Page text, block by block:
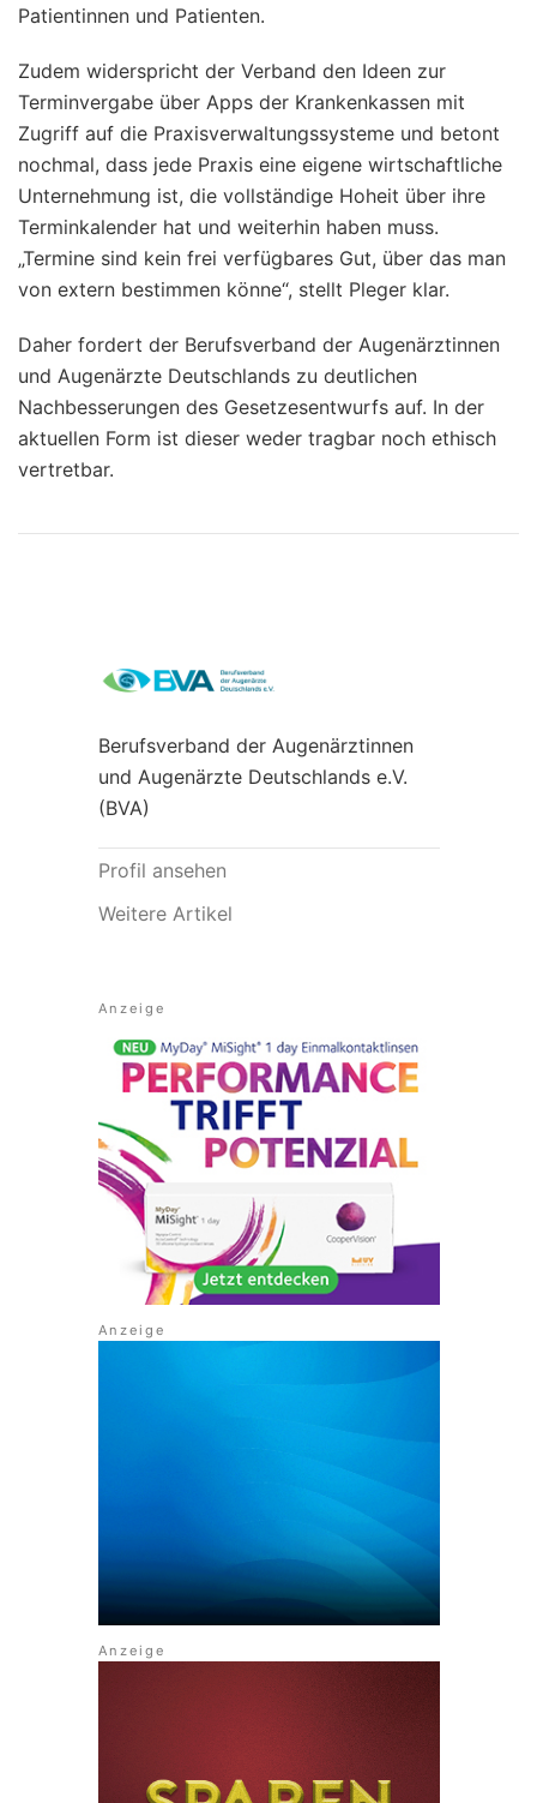
Patientinnen und Patienten.
Zudem widerspricht der Verband den Ideen zur
Terminvergabe über Apps der Krankenkassen mit
Zugriff auf die Praxisverwaltungssysteme und betont
nochmal, dass jede Praxis eine eigene wirtschaftliche
Unternehmung ist, die vollständige Hoheit über ihre
Terminkalender hat und weiterhin haben muss.
„Termine sind kein frei verfügbares Gut, über das man
von extern bestimmen könne“, stellt Pleger klar.
Daher fordert der Berufsverband der Augenärztinnen
und Augenärzte Deutschlands zu deutlichen
Nachbesserungen des Gesetzesentwurfs auf. In der
aktuellen Form ist dieser weder tragbar noch ethisch
vertretbar.
Berufsverband der Augenärztinnen
und Augenärzte Deutschlands e.V.
(BVA)
Profil ansehen
Weitere Artikel